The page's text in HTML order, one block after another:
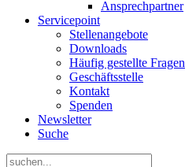
Ansprechpartner
Servicepoint
Stellenangebote
Downloads
Häufig gestellte Fragen
Geschäftsstelle
Kontakt
Spenden
Newsletter
Suche